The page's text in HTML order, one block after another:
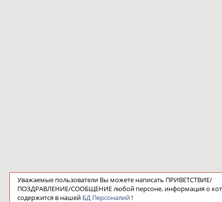
Уважаемые пользователи Вы можете написать ПРИВЕТСТВИЕ/
ПОЗДРАВЛЕНИЕ/СООБЩЕНИЕ любой персоне, информация о
содержится в нашей БД Персоналий!